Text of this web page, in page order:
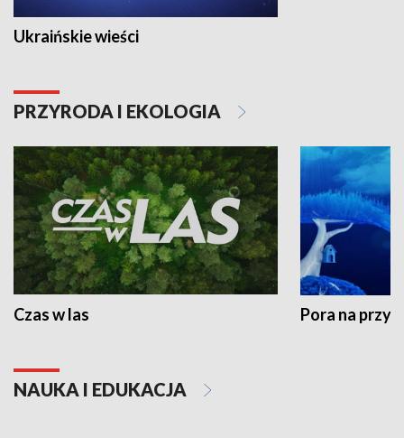
Ukraińskie wieści
PRZYRODA I EKOLOGIA
Czas w las Pora na
NAUKA I EDUKACJA